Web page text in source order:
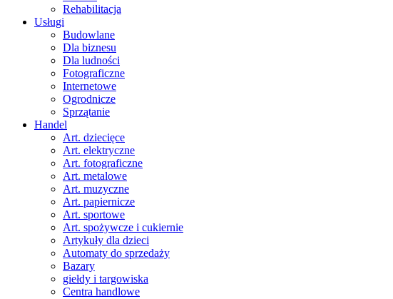
Rehabilitacja
Usługi
Budowlane
Dla biznesu
Dla ludności
Fotograficzne
Internetowe
Ogrodnicze
Sprzątanie
Handel
Art. dziecięce
Art. elektryczne
Art. fotograficzne
Art. metalowe
Art. muzyczne
Art. papiernicze
Art. sportowe
Art. spożywcze i cukiernie
Artykuły dla dzieci
Automaty do sprzedaży
Bazary
giełdy i targowiska
Centra handlowe